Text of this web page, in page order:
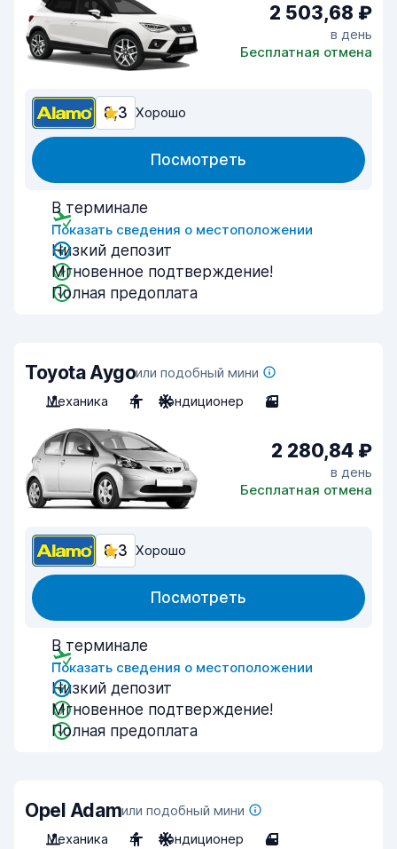
2 503,68 ₽
в день
Бесплатная отмена
8,3 Хорошо
Посмотреть
В терминале
Показать сведения о местоположении
Низкий депозит
Мгновенное подтверждение!
Полная предоплата
Toyota Aygoили подобный мини
Механика
4 Кондиционер 3
2 280,84 ₽
в день
Бесплатная отмена
8,3 Хорошо
Посмотреть
В терминале
Показать сведения о местоположении
Низкий депозит
Мгновенное подтверждение!
Полная предоплата
Opel Adamили подобный мини
Механика
4 Кондиционер 4